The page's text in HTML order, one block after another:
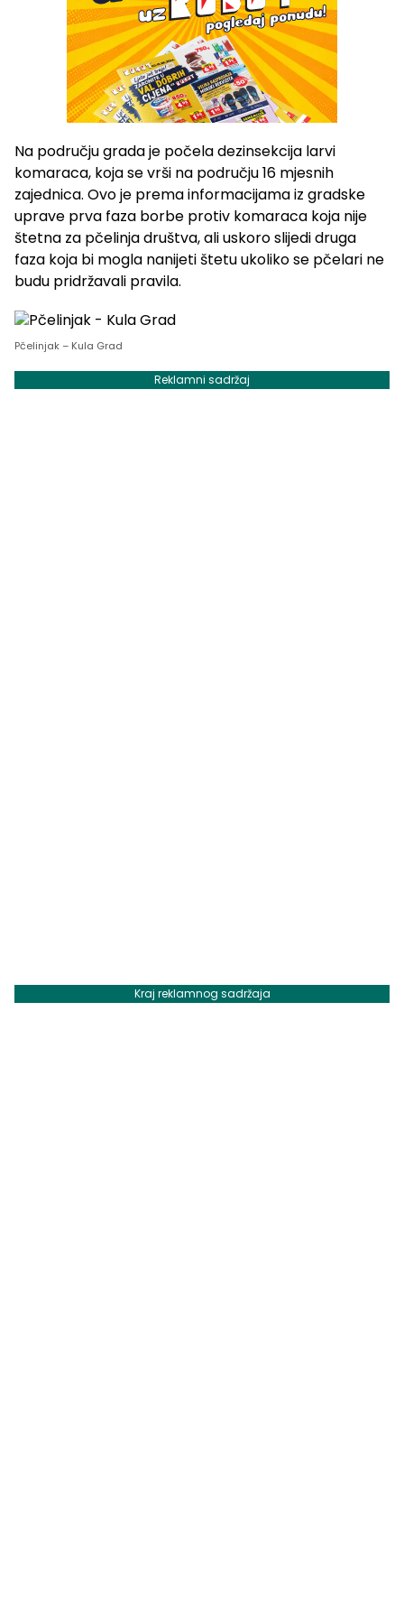
Na području grada je počela dezinsekcija larvi
komaraca, koja se vrši na području 16 mjesnih
zajednica. Ovo je prema informacijama iz gradske
uprave prva faza borbe protiv komaraca koja nije
štetna za pčelinja društva, ali uskoro slijedi druga
faza koja bi mogla nanijeti štetu ukoliko se pčelari ne
budu pridržavali pravila.
Pčelinjak – Kula Grad
Reklamni sadržaj
Kraj reklamnog sadržaja